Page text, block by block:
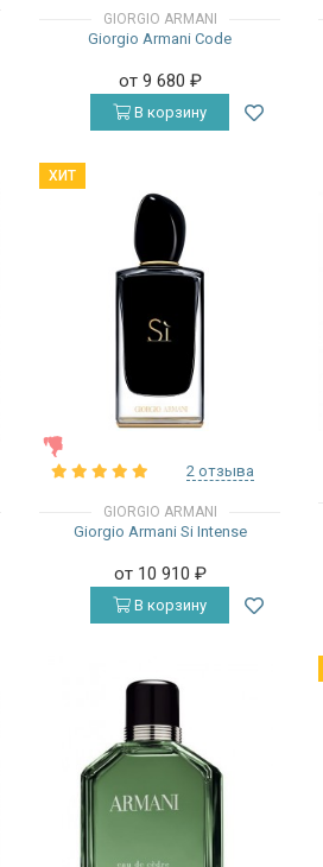
GIORGIO ARMANI
Giorgio Armani Code
от 9 680 ₽
В корзину
ХИТ
2 отзыва
GIORGIO ARMANI
Giorgio Armani Si Intense
от 10 910 ₽
В корзину